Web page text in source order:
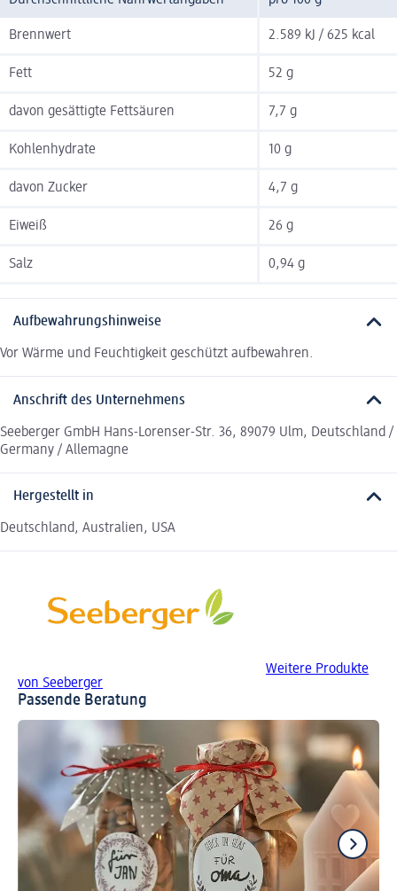
Brennwert 2.589 kJ / 625 kcal
Fett 52 g
davon gesättigte Fettsäuren 7,7 g
Kohlenhydrate 10 g
davon Zucker 4,7 g
Eiweiß 26 g
Salz 0,94 g
Aufbewahrungshinweise
Vor Wärme und Feuchtigkeit geschützt aufbewahren.
Anschrift des Unternehmens
Seeberger GmbH Hans-Lorenser-Str. 36, 89079 Ulm, Deutschland /
Germany / Allemagne
Hergestellt in
Deutschland, Australien, USA
Weitere Produkte
von Seeberger
Passende Beratung